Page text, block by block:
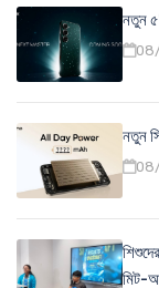
নতুন
নতুন
মিট-